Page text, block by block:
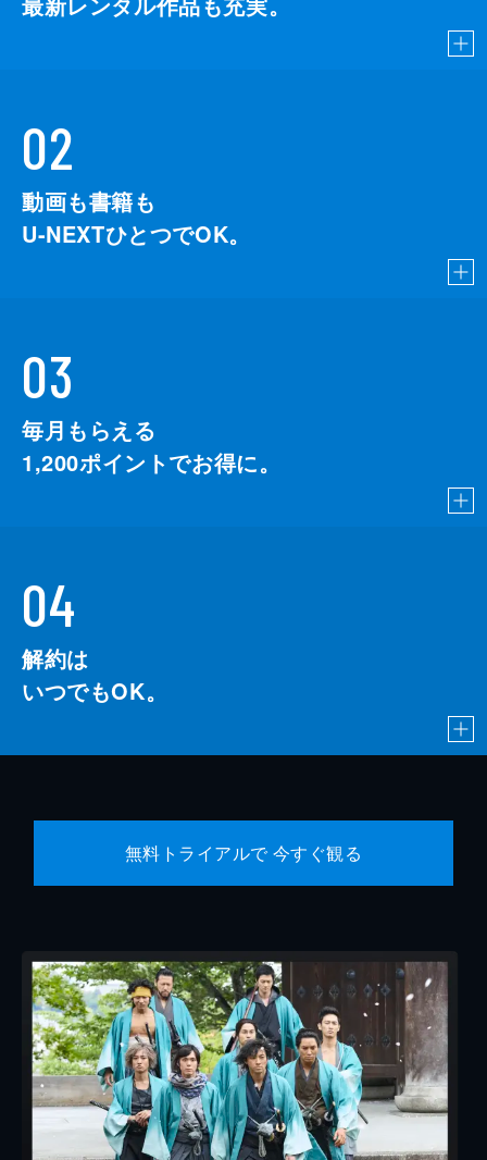
02
動画も書籍も
U-NEXTひとつでOK。
03
毎月もらえる
1,200ポイントでお得に。
04
解約は
いつでもOK。
無料トライアルで 今すぐ観る